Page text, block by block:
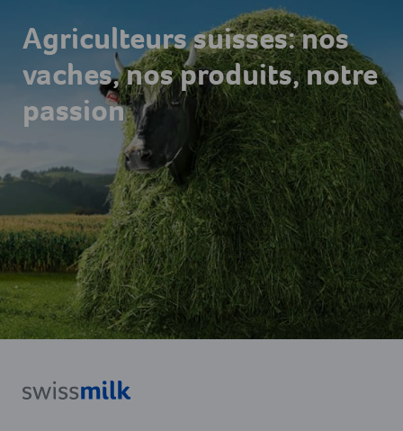
Agriculteurs suisses: nos
vaches, nos produits, notre
passion